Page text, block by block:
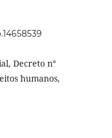
Decreto n°
humanos,